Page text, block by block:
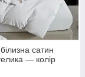
сатин
— колір